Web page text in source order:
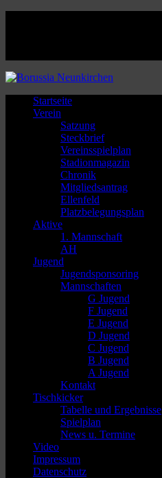
Startseite
Verein
Satzung
Steckbrief
Vereinsspielplan
Stadionmagazin
Chronik
Mitgliedsantrag
Ellenfeld
Platzbelegungsplan
Aktive
1. Mannschaft
AH
Jugend
Jugendsponsoring
Mannschaften
G Jugend
F Jugend
E Jugend
D Jugend
C Jugend
B Jugend
A Jugend
Kontakt
Tischkicker
Tabelle und Ergebnisse
Spielplan
News u. Termine
Video
Impressum
Datenschutz